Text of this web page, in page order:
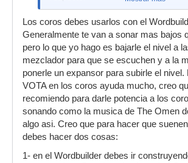
desespero con tantas
decirte que quizás un 60 o 70% no
jamás. En cualquier caso creo que
sonidos se encuentran en los
metales y los peores en las
las EW platinum.
Los coros debes usarlos con el
Generalmente te van a sonar mas bajos
pero lo que yo hago es bajarle el nivel a
mezclador para que se escuchen y a la
ponerle un expansor para subirle el nivel.
VOTA en los coros ayuda mucho, creo
recomiendo para darle potencia a los
sonando como la musica de The Omen
algo asi. Creo que para hacer que
debes hacer dos cosas:
1- en el Wordbuilder debes ir